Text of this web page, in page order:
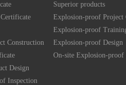
Construction
Design
Inspection
Superior products
Explosion-proof Project
Explosion-proof
Explosion-proof Design
On-site Explosion-proof